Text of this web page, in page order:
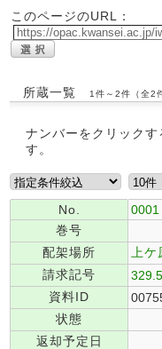
このページのURL：
所蔵一覧 1件～2件（全2
ナンバーをクリック
す。
No.
0001
巻号
配架場所
上
請求記号
資料ID
状態
返却予定日